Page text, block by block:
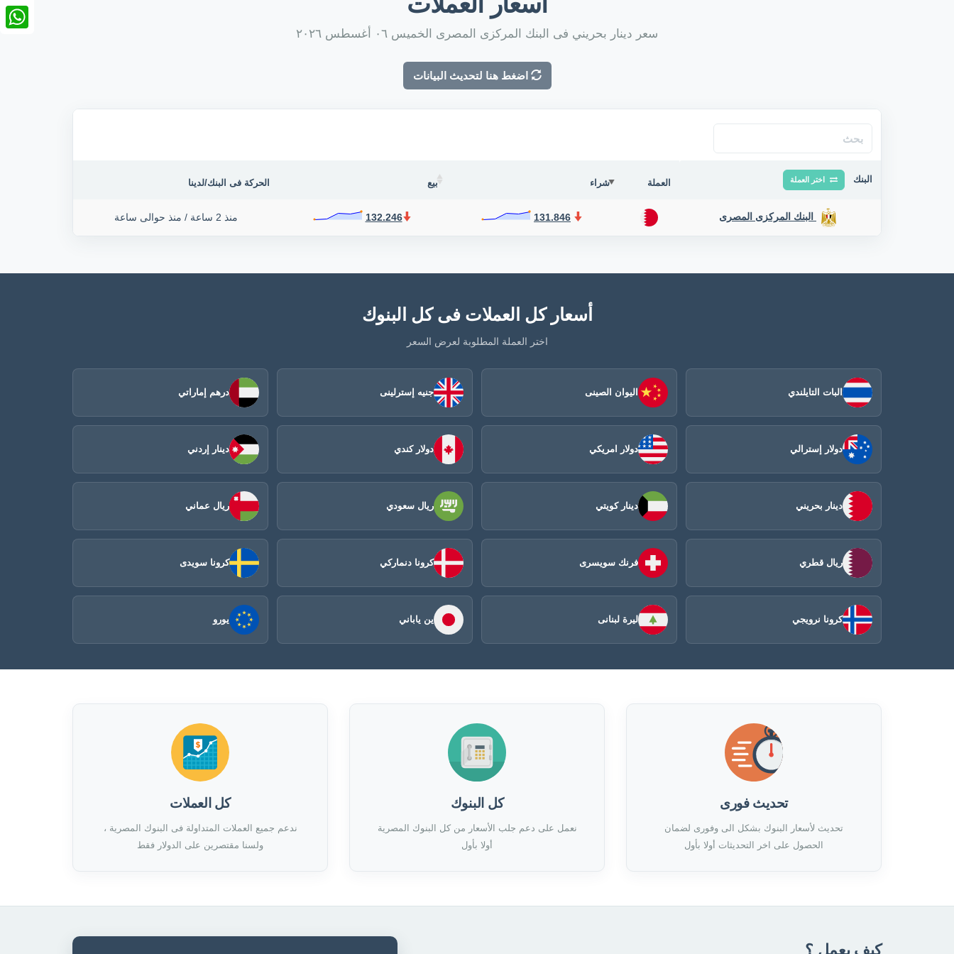
سعر دينار بحريني فى البنك المركزى المصرى الخميس ٠٦ أغسطس ٢٠٢٦
اضغط هنا لتحديث البيانات
البنك اختر العملة العملة شراء بيع الحركة فى البنك/لدينا
البنك المركزى المصرى 131.846
132.246 منذ 2 ساعة / منذ حوالى ساعة
أسعار كل العملات فى كل البنوك
اختر العملة المطلوبة لعرض السعر
البات التايلندي اليوان الصينى​ جنيه إسترلينى درهم إماراتي
دولار إسترالي دولار امريكي دولار كندي دينار إردني
دينار بحريني دينار كويتي ريال سعودي ريال عماني
ريال قطري فرنك سويسرى كرونا دنماركي كرونا سويدى
كرونا نرويجي ليرة لبنانى ين ياباني يورو
تحديث فورى
تحديث لأسعار البنوك بشكل الى وفورى لضمان
الحصول على اخر التحديثات أولا بأول
كل البنوك
نعمل على دعم جلب الأسعار من كل البنوك المصرية
أولا بأول
كل العملات
ندعم جميع العملات المتداولة فى البنوك المصرية ،
ولسنا مقتصرين على الدولار فقط
كيف يعمل ؟